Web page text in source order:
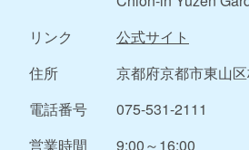
リンク
公式サイト
住所
京都府京都市東山
電話番号
075-531-2111
営業時間
9:00～16:00